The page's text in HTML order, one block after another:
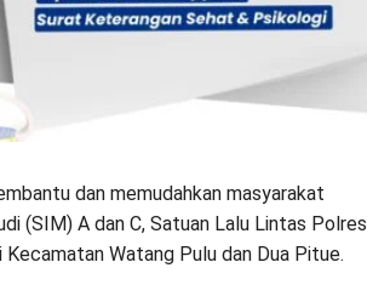
dan memudahkan masyarakat
(SIM) A dan C, Satuan Lalu Lintas Polres
Watang Pulu dan Dua Pitue.